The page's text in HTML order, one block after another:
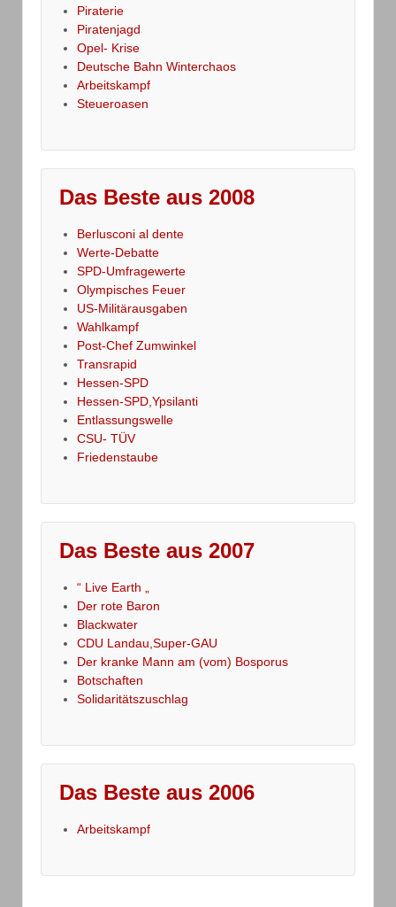
Piraterie
Piratenjagd
Opel- Krise
Deutsche Bahn Winterchaos
Arbeitskampf
Steueroasen
Das Beste aus 2008
Berlusconi al dente
Werte-Debatte
SPD-Umfragewerte
Olympisches Feuer
US-Militärausgaben
Wahlkampf
Post-Chef Zumwinkel
Transrapid
Hessen-SPD
Hessen-SPD,Ypsilanti
Entlassungswelle
CSU- TÜV
Friedenstaube
Das Beste aus 2007
“ Live Earth „
Der rote Baron
Blackwater
CDU Landau,Super-GAU
Der kranke Mann am (vom) Bosporus
Botschaften
Solidaritätszuschlag
Das Beste aus 2006
Arbeitskampf